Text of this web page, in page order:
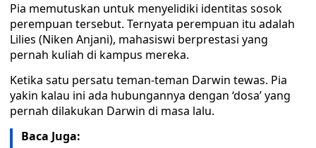
Pia memutuskan untuk menyelidiki identitas sosok
perempuan tersebut. Ternyata perempuan itu adalah
Lilies (Niken Anjani), mahasiswi berprestasi yang
pernah kuliah di kampus mereka.
Ketika satu persatu teman-teman Darwin tewas. Pia
yakin kalau ini ada hubungannya dengan ‘dosa’ yang
pernah dilakukan Darwin di masa lalu.
Baca Juga: